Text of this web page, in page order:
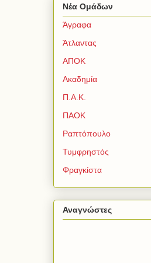
Νέα Ομάδων
Άγραφα
Άτλαντας
ΑΠΟΚ
Ακαδημία
Π.Α.Κ.
ΠΑΟΚ
Ραπτόπουλο
Τυμφρηστός
Φραγκίστα
Αναγνώστες